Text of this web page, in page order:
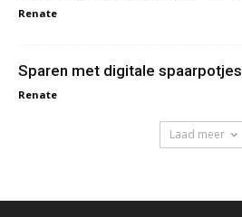
Renate
Sparen met digitale spaarpotjes
Renate
Laad meer